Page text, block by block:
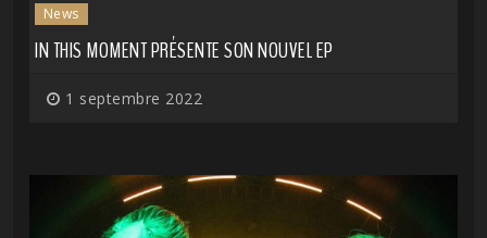
News
IN THIS MOMENT PRÉSENTE SON NOUVEL EP
1 septembre 2022